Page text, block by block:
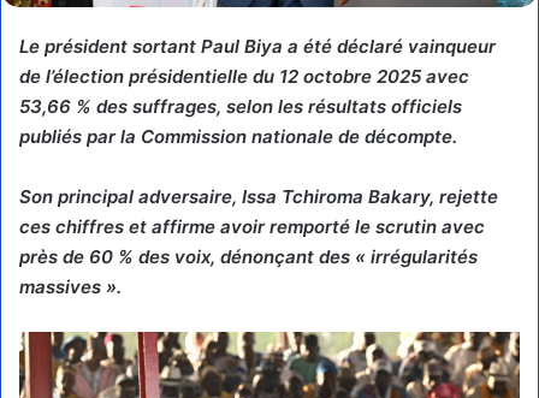
Le président sortant Paul Biya a été déclaré vainqueur
de l’élection présidentielle du 12 octobre 2025 avec
53,66 % des suffrages, selon les résultats officiels
publiés par la Commission nationale de décompte.
Son principal adversaire, Issa Tchiroma Bakary, rejette
ces chiffres et affirme avoir remporté le scrutin avec
près de 60 % des voix, dénonçant des « irrégularités
massives ».